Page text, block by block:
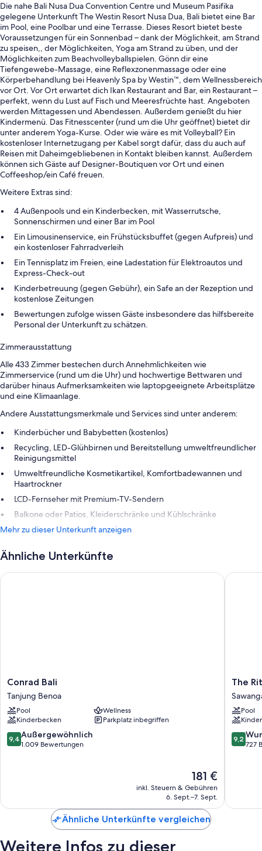
Die nahe Bali Nusa Dua Convention Centre und Museum Pasifika
gelegene Unterkunft The Westin Resort Nusa Dua, Bali bietet eine Bar
im Pool, eine Poolbar und eine Terrasse. Dieses Resort bietet beste
Voraussetzungen für ein Sonnenbad – dank der Möglichkeit, am Strand
zu speisen,, der Möglichkeiten, Yoga am Strand zu üben, und der
Möglichkeiten zum Beachvolleyballspielen. Gönn dir eine
Tiefengewebe-Massage, eine Reflexzonenmassage oder eine
Körperbehandlung bei Heavenly Spa by Westin™, dem Wellnessbereich
vor Ort. Vor Ort erwartet dich Ikan Restaurant and Bar, ein Restaurant –
perfekt, wenn du Lust auf Fisch und Meeresfrüchte hast. Angeboten
werden Mittagessen und Abendessen. Außerdem genießt du hier
Kindermenü. Das Fitnesscenter (rund um die Uhr geöffnet) bietet dir
unter anderem Yoga-Kurse. Oder wie wäre es mit Volleyball? Ein
kostenloser Internetzugang per Kabel sorgt dafür, dass du auch auf
Reisen mit Daheimgebliebenen in Kontakt bleiben kannst. Außerdem
können sich Gäste auf Designer-Boutiquen vor Ort und einen
Coffeeshop/ein Café freuen.
Weitere Extras sind:
4 Außenpools und ein Kinderbecken, mit Wasserrutsche,
Sonnenschirmen und einer Bar im Pool
Ein Limousinenservice, ein Frühstücksbuffet (gegen Aufpreis) und
ein kostenloser Fahrradverleih
Ein Tennisplatz im Freien, eine Ladestation für Elektroautos und
Express-Check-out
Kinderbetreuung (gegen Gebühr), ein Safe an der Rezeption und
kostenlose Zeitungen
Bewertungen zufolge wissen Gäste insbesondere das hilfsbereite
Personal der Unterkunft zu schätzen.
Zimmerausstattung
Alle 433 Zimmer bestechen durch Annehmlichkeiten wie
Zimmerservice (rund um die Uhr) und hochwertige Bettwaren und
darüber hinaus Aufmerksamkeiten wie laptopgeeignete Arbeitsplätze
und eine Klimaanlage.
Andere Ausstattungsmerkmale und Services sind unter anderem:
Kinderbücher und Babybetten (kostenlos)
Recycling, LED-Glühbirnen und Bereitstellung umweltfreundlicher
Reinigungsmittel
Umweltfreundliche Kosmetikartikel, Komfortbadewannen und
Haartrockner
LCD-Fernseher mit Premium-TV-Sendern
Balkone oder Patios, Kleiderschränke und Kühlschränke
Mehr zu dieser Unterkunft anzeigen
Ähnliche Unterkünfte
Conrad
Bali
Tanjung
Benoa
Conrad Bali
Tanjung Benoa
Pool
Wellness
Kinderbecken
Parkplatz inbegriffen
9.4
von
9,4 Außergewöhnlich
1.009 Bewertungen
Der
Preis
beträgt
181 €
inkl. Steuern & Gebühren
6. Sept.–7. Sept.
Conrad Bali
The
Ritz-
Carlton,
Bali
The
Pool
9.2
von
9,2
727
The
Ähnliche Unterkünfte vergleichen
Weitere Infos zu dieser